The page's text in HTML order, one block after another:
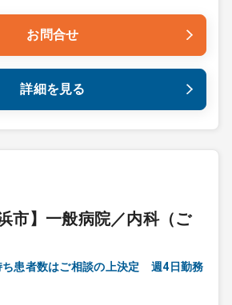
お問合せ
詳細を見る
市】一般病院／内科（ご
ち患者数はご相談の上決定 週4日勤務